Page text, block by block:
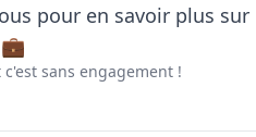
pour en savoir plus sur
sans engagement !